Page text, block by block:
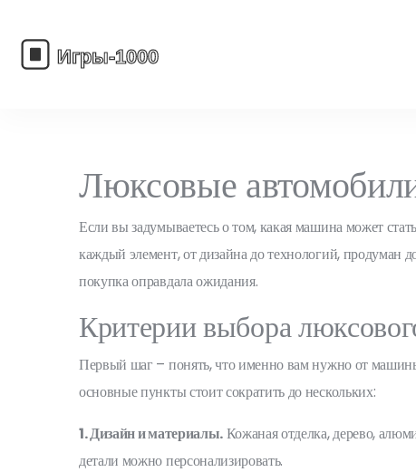
Люксовые
Если вы задумываетесь о том, какая машина может
каждый элемент, от дизайна до технологий, продуман
покупка оправдала ожидания.
Критерии выбора
Первый шаг – понять, что именно вам нужно от
основные пункты стоит сократить до нескольких:
1. Дизайн и материалы.Кожаная отделка, дерево,
детали можно персонализировать.